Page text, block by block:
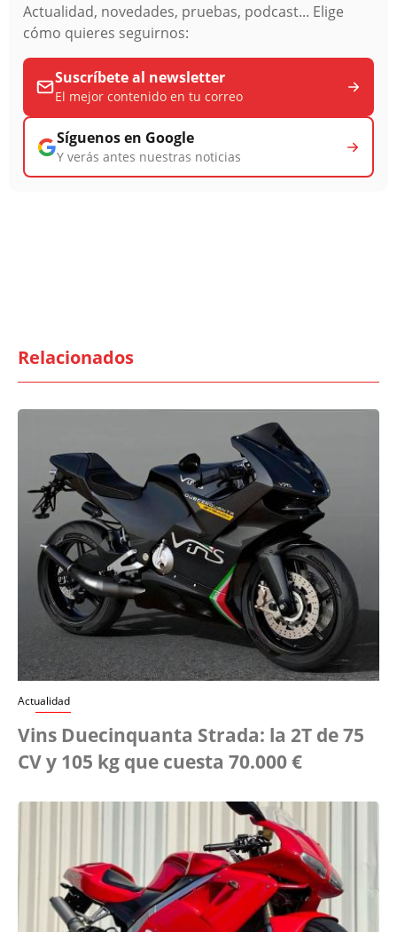
Actualidad, novedades, pruebas, podcast... Elige
cómo quieres seguirnos:
Suscríbete al newsletter
El mejor contenido en tu correo
Síguenos en Google
Y verás antes nuestras noticias
Relacionados
Actualidad
Vins Duecinquanta Strada: la 2T de 75
CV y 105 kg que cuesta 70.000 €